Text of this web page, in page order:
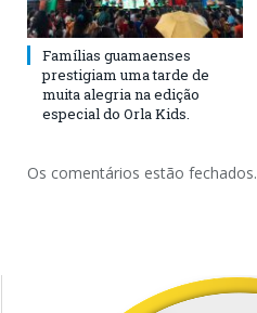
Famílias guamaenses
prestigiam uma tarde de
muita alegria na edição
especial do Orla Kids.
Os comentários estão fechados.